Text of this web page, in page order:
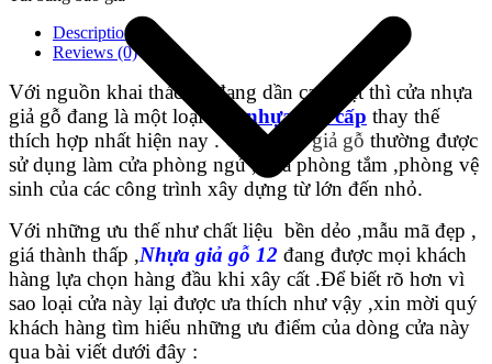
Giới thiệu công ty
Description
Reviews (0)
Với nguồn khai thác gỗ đang dần cạn kiệt thì cửa nhựa
giả gỗ đang là một loại
cửa nhựa cao cấp thay thế
thích hợp nhất hiện nay .Cửa nhựa giả gỗ thường được
sử dụng làm cửa phòng ngủ , cửa phòng tắm ,phòng vệ
sinh của các công trình xây dựng từ lớn đến nhỏ.
Với những ưu thế như chất liệu bền dẻo ,mẫu mã đẹp ,
giá thành thấp ,Nhựa giả gỗ 12 đang được mọi khách
hàng lựa chọn hàng đầu khi xây cất .Để biết rõ hơn vì
sao loại cửa này lại được ưa thích như vậy ,xin mời quý
khách hàng tìm hiểu những ưu điểm của dòng cửa này
qua bài viết dưới đây :